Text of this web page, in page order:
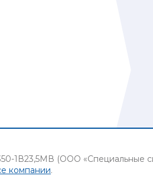
(ООО «Специальные
компании.